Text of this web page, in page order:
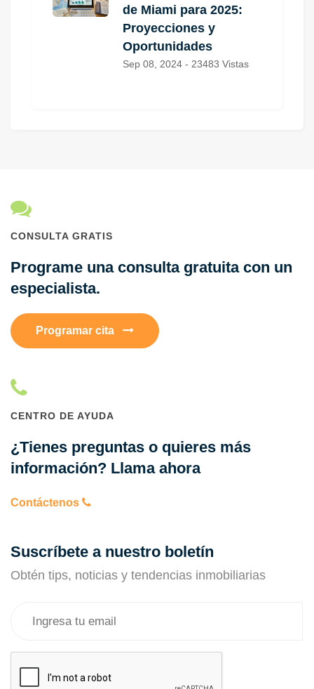
de Miami para 2025:
Proyecciones y
Oportunidades
Sep 08, 2024 - 23483 Vistas
CONSULTA GRATIS
Programe una consulta gratuita con un
especialista.
Programar cita
CENTRO DE AYUDA
¿Tienes preguntas o quieres más
información? Llama ahora
Contáctenos
Suscríbete a nuestro boletín
Obtén tips, noticias y tendencias inmobiliarias